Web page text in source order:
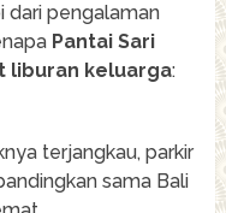
dari pengalaman
Pantai Sari
liburan keluarga:
terjangkau, parkir
sama Bali